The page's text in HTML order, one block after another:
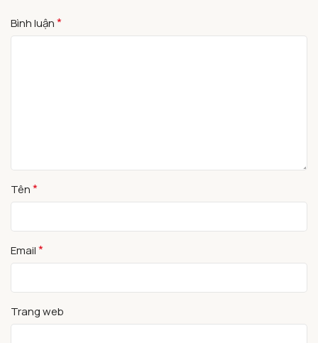
Bình luận*
Tên*
Email*
Trang web